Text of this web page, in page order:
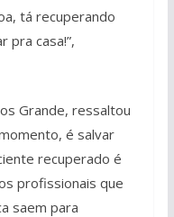
tá recuperando
pra casa!”,
Grande, ressaltou
é salvar
recuperado é
profissionais que
saem para